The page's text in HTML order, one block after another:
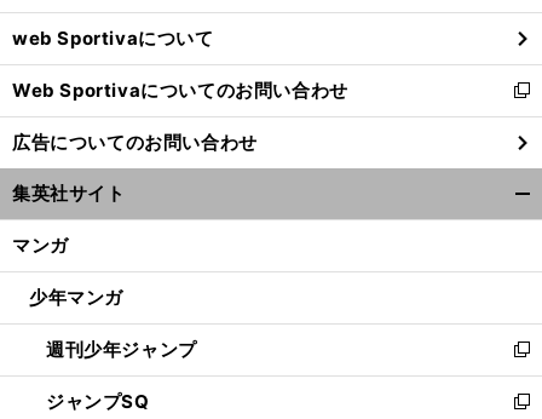
前
ウ
で
開
く
web Sportivaについて
Web Sportivaについてのお問い合わせ
新
し
い
ウ
ィ
ン
ウ
開
く
広告についてのお問い合わせ
集英社サイト
マンガ
少年マンガ
週刊少年ジャンプ
新
し
い
ジャンプSQ
新